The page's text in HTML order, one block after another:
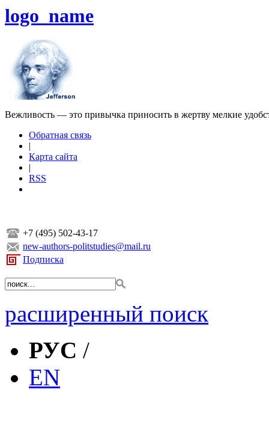
logo_name
Вежливость — это привычка приносить в жертву мелкие
Обратная связь
|
Карта сайта
|
RSS
+7 (495) 502-43-17
new-authors-politstudies@mail.ru
Подписка
расширенный поиск
РУС /
EN